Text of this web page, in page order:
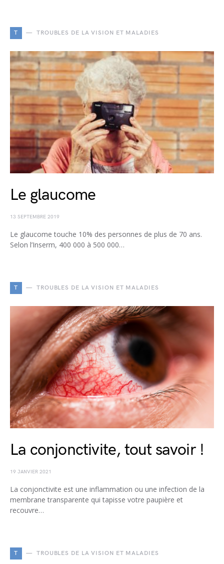
T TROUBLES DE LA VISION ET MALADIES
Le glaucome
13 SEPTEMBRE 2019
Le glaucome touche 10% des personnes de plus de 70 ans.
Selon l’Inserm, 400 000 à 500 000…
T TROUBLES DE LA VISION ET MALADIES
La conjonctivite, tout savoir !
19 JANVIER 2021
La conjonctivite est une inflammation ou une infection de la
membrane transparente qui tapisse votre paupière et
recouvre…
T TROUBLES DE LA VISION ET MALADIES